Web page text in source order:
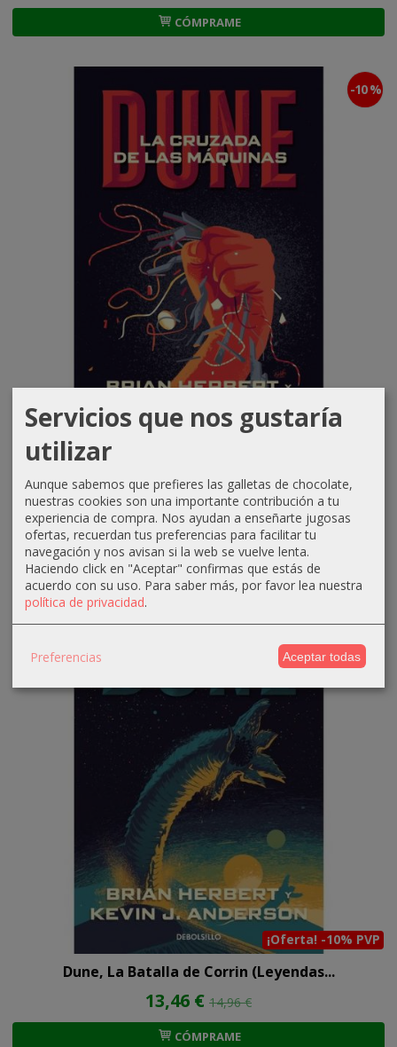
CÓMPRAME
¡Oferta! -10% PVP
-10 %
Dune, La Cruzada de las Máquinas...
13,46 €14,96 €
CÓMPRAME
¡Oferta! -10% PVP
Dune, La Batalla de Corrin (Leyendas...
13,46 € 14,96 €
CÓMPRAME
Servicios que nos gustaría
utilizar
Aunque sabemos que prefieres las galletas de chocolate,
nuestras cookies son una importante contribución a tu
experiencia de compra. Nos ayudan a enseñarte jugosas
ofertas, recuerdan tus preferencias para facilitar tu
navegación y nos avisan si la web se vuelve lenta.
Haciendo click en "Aceptar" confirmas que estás de
acuerdo con su uso. Para saber más, por favor lea nuestra
política de privacidad.
Preferencias Aceptar todas